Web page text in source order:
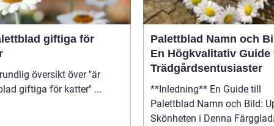
giftiga för
palettblad giftiga för katter" ...
Palettblad Namn och
En Högkvalitativ Guide
Trädgårdsentusiaster
**Inledning** En Guide till
Palettblad Namn och Bild:
Skönheten i Denna